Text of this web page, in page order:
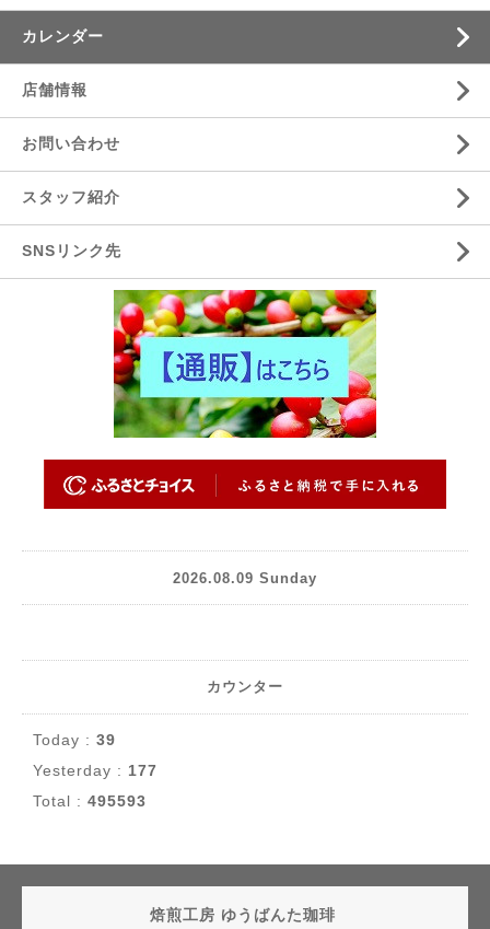
カレンダー
店舗情報
お問い合わせ
スタッフ紹介
SNSリンク先
2026.08.09 Sunday
カウンター
Today : 39
Yesterday : 177
Total : 495593
焙煎工房 ゆうばんた珈琲